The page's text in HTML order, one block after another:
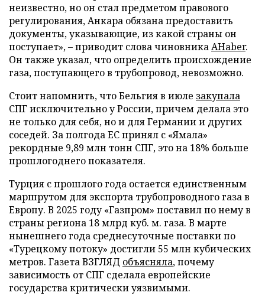
неизвестно, но он стал предметом правового
регулирования, Анкара обязана предоставить
документы, указывающие, из какой страны он
поступает», – приводит слова чиновникаAHaber.
Он также указал, что определить происхождение
газа, поступающего в трубопровод, невозможно.
Стоит напомнить, что Бельгия в июле закупала
СПГ исключительно у России, причем делала это
не только для себя, но и для Германии и других
соседей. За полгода ЕС принял с «Ямала»
рекордные 9,89 млн тонн СПГ, это на 18% больше
прошлогоднего показателя.
Турция с прошлого года остается единственным
маршрутом для экспорта трубопроводного газа в
Европу. В 2025 году «Газпром» поставил по нему в
страны региона 18 млрд куб. м. газа. В марте
нынешнего года среднесуточные поставки по
«Турецкому потоку» достигли 55 млн кубических
метров. Газета ВЗГЛЯД объясняла, почему
зависимость от СПГ сделала европейские
государства критически уязвимыми.